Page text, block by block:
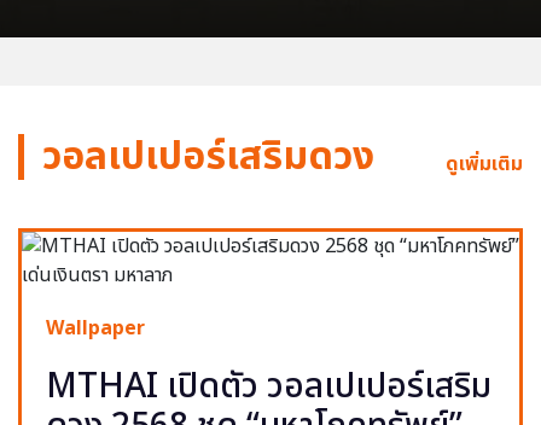
วอลเปเปอร์เสริมดวง ดูเพิ่มเติม
Wallpaper
MTHAI เปิดตัว วอลเปเปอร์เสริม